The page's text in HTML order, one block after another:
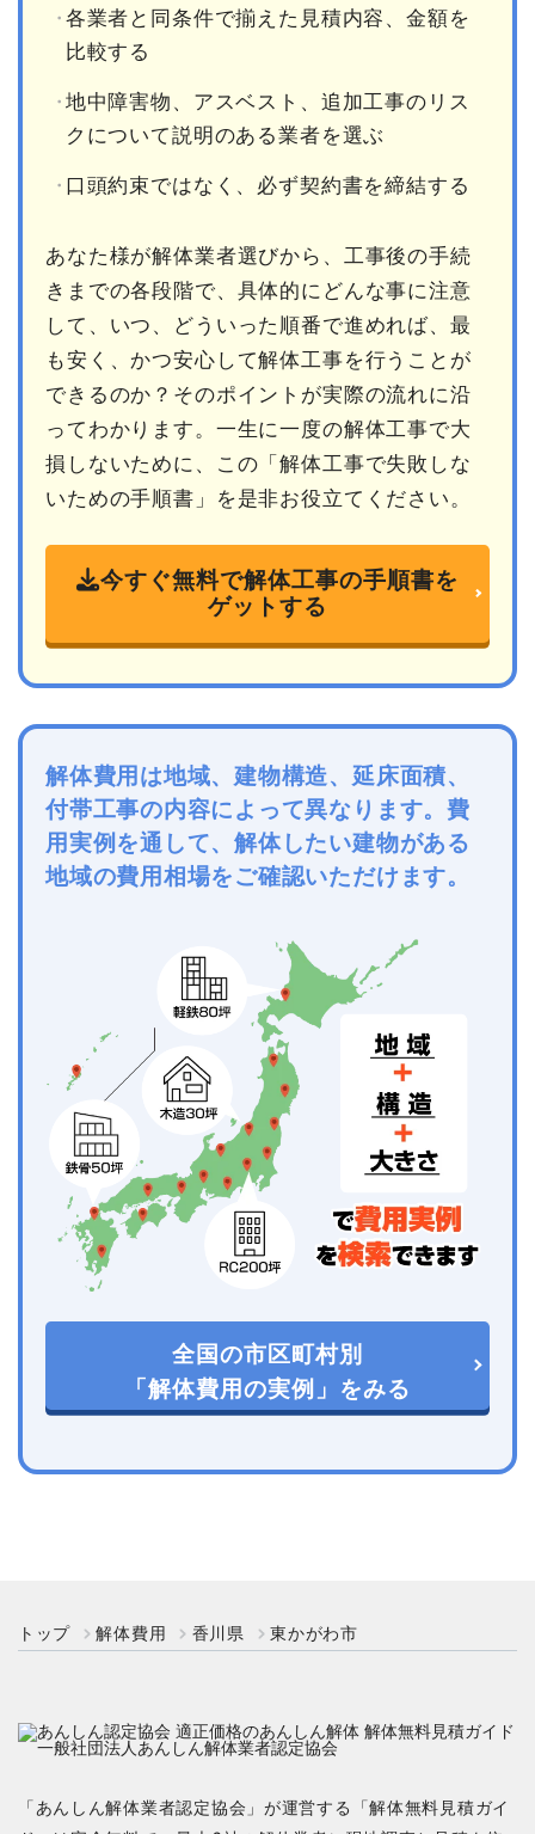
各業者と同条件で揃えた見積内容、金額を
比較する
地中障害物、アスベスト、追加工事のリス
クについて説明のある業者を選ぶ
口頭約束ではなく、必ず契約書を締結する
あなた様が解体業者選びから、工事後の手続
きまでの各段階で、具体的にどんな事に注意
して、いつ、どういった順番で進めれば、最
も安く、かつ安心して解体工事を行うことが
できるのか？そのポイントが実際の流れに沿
ってわかります。一生に一度の解体工事で大
損しないために、この「解体工事で失敗しな
いための手順書」を是非お役立てください。
今すぐ無料で解体工事の手順書を
ゲットする
解体費用は地域、建物構造、延床面積、
付帯工事の内容によって異なります。費
用実例を通して、解体したい建物がある
地域の費用相場をご確認いただけます。
全国の市区町村別
「解体費用の実例」をみる
トップ 解体費用 香川県 東かがわ市
「あんしん解体業者認定協会」が運営する「解体無料見積ガイ